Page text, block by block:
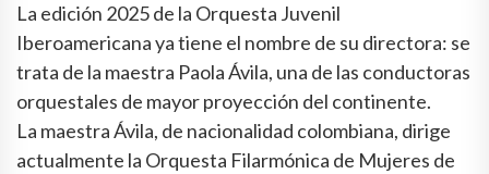
La edición 2025 de la Orquesta Juvenil
Iberoamericana ya tiene el nombre de su directora: se
trata de la maestra Paola Ávila, una de las conductoras
orquestales de mayor proyección del continente.
La maestra Ávila, de nacionalidad colombiana, dirige
actualmente la Orquesta Filarmónica de Mujeres de